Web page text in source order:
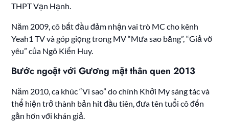
THPT Vạn Hạnh.
Năm 2009, cô bắt đầu đảm nhận vai trò MC cho kênh
Yeah1 TV và góp giọng trong MV “Mưa sao băng”, “Giả vờ
yêu” của Ngô Kiến Huy.
Bước ngoặt với Gương mặt thân quen 2013
Năm 2010, ca khúc “Vì sao” do chính Khởi My sáng tác và
thể hiện trở thành bản hit đầu tiên, đưa tên tuổi cô đến
gần hơn với khán giả.